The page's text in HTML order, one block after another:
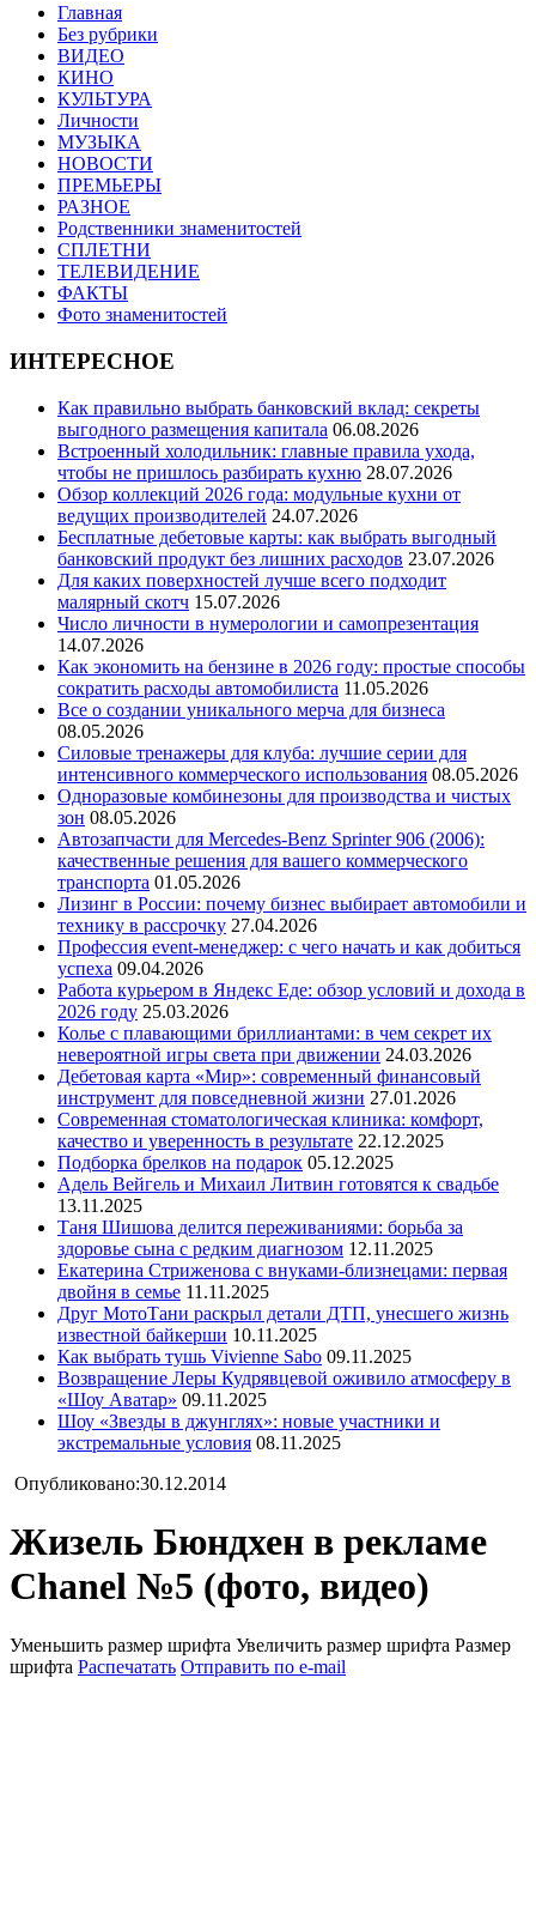
Главная
Без рубрики
ВИДЕО
КИНО
КУЛЬТУРА
Личности
МУЗЫКА
НОВОСТИ
ПРЕМЬЕРЫ
РАЗНОЕ
Родственники знаменитостей
СПЛЕТНИ
ТЕЛЕВИДЕНИЕ
ФАКТЫ
Фото знаменитостей
ИНТЕРЕСНОЕ
Как правильно выбрать банковский вклад: секреты
выгодного размещения капитала 06.08.2026
Встроенный холодильник: главные правила ухода,
чтобы не пришлось разбирать кухню 28.07.2026
Обзор коллекций 2026 года: модульные кухни от
ведущих производителей 24.07.2026
Бесплатные дебетовые карты: как выбрать выгодный
банковский продукт без лишних расходов 23.07.2026
Для каких поверхностей лучше всего подходит
малярный скотч 15.07.2026
Число личности в нумерологии и самопрезентация
14.07.2026
Как экономить на бензине в 2026 году: простые способы
сократить расходы автомобилиста 11.05.2026
Все о создании уникального мерча для бизнеса
08.05.2026
Силовые тренажеры для клуба: лучшие серии для
интенсивного коммерческого использования 08.05.2026
Одноразовые комбинезоны для производства и чистых
зон 08.05.2026
Автозапчасти для Mercedes-Benz Sprinter 906 (2006):
качественные решения для вашего коммерческого
транспорта 01.05.2026
Лизинг в России: почему бизнес выбирает автомобили и
технику в рассрочку 27.04.2026
Профессия event-менеджер: с чего начать и как добиться
успеха 09.04.2026
Работа курьером в Яндекс Еде: обзор условий и дохода в
2026 году 25.03.2026
Колье с плавающими бриллиантами: в чем секрет их
невероятной игры света при движении 24.03.2026
Дебетовая карта «Мир»: современный финансовый
инструмент для повседневной жизни 27.01.2026
Современная стоматологическая клиника: комфорт,
качество и уверенность в результате 22.12.2025
Подборка брелков на подарок 05.12.2025
Адель Вейгель и Михаил Литвин готовятся к свадьбе
13.11.2025
Таня Шишова делится переживаниями: борьба за
здоровье сына с редким диагнозом 12.11.2025
Екатерина Стриженова с внуками-близнецами: первая
двойня в семье 11.11.2025
Друг МотоТани раскрыл детали ДТП, унесшего жизнь
известной байкерши 10.11.2025
Как выбрать тушь Vivienne Sabo 09.11.2025
Возвращение Леры Кудрявцевой оживило атмосферу в
«Шоу Аватар» 09.11.2025
Шоу «Звезды в джунглях»: новые участники и
экстремальные условия 08.11.2025
Опубликовано:30.12.2014
Жизель Бюндхен в рекламе
Chanel №5 (фото, видео)
Уменьшить размер шрифта Увеличить размер шрифта Размер
шрифта Распечатать Отправить по e-mail